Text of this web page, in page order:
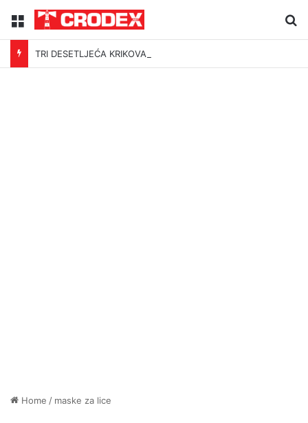
Menu
TRI DESETLJEĆA KRIKOVA OČAJNIKA
Home / maske za lice